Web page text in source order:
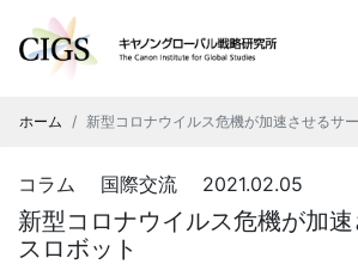
ホーム 新型コロナウイルス危機が加速させるサ
コラム 国際交流 2021.02.05
新型コロナウイルス危機が加
スロボット